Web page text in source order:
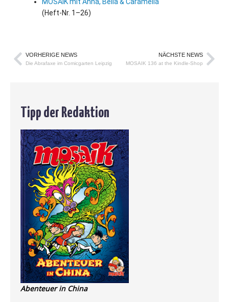
(Heft-Nr. 1–26)
VORHERIGE NEWS
Die Abrafaxe im Comicgarten Leipzig
NÄCHSTE NEWS
MOSAIK 136 at the Kindle-Shop
Tipp der Redaktion
Abenteuer in China